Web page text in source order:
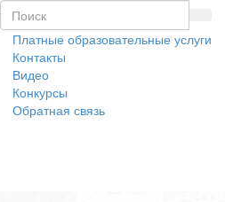
Платные образовательные услуги
Контакты
Видео
Конкурсы
Обратная связь